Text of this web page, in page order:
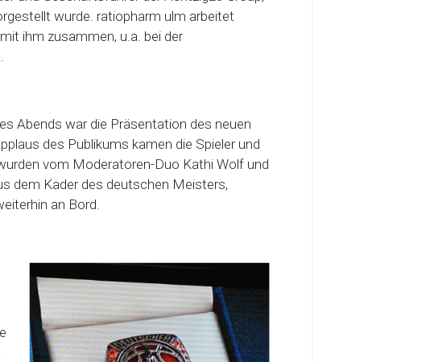
wurde. ratiopharm ulm arbeitet
ihm zusammen, u.a. bei der
Abends war die Präsentation des neuen
des Publikums kamen die Spieler und
vom Moderatoren-Duo Kathi Wolf und
dem Kader des deutschen Meisters,
an Bord.